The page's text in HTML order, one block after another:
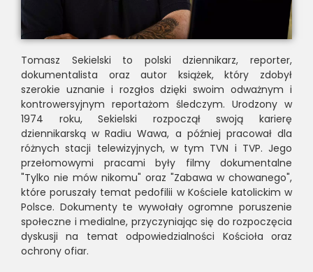
Tomasz Sekielski to polski dziennikarz, reporter,
dokumentalista oraz autor książek, który zdobył
szerokie uznanie i rozgłos dzięki swoim odważnym i
kontrowersyjnym reportażom śledczym. Urodzony w
1974 roku, Sekielski rozpoczął swoją karierę
dziennikarską w Radiu Wawa, a później pracował dla
różnych stacji telewizyjnych, w tym TVN i TVP. Jego
przełomowymi pracami były filmy dokumentalne
"Tylko nie mów nikomu" oraz "Zabawa w chowanego",
które poruszały temat pedofilii w Kościele katolickim w
Polsce. Dokumenty te wywołały ogromne poruszenie
społeczne i medialne, przyczyniając się do rozpoczęcia
dyskusji na temat odpowiedzialności Kościoła oraz
ochrony ofiar.